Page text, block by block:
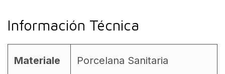
Información Técnica
Materiale
Porcelana Sanitaria